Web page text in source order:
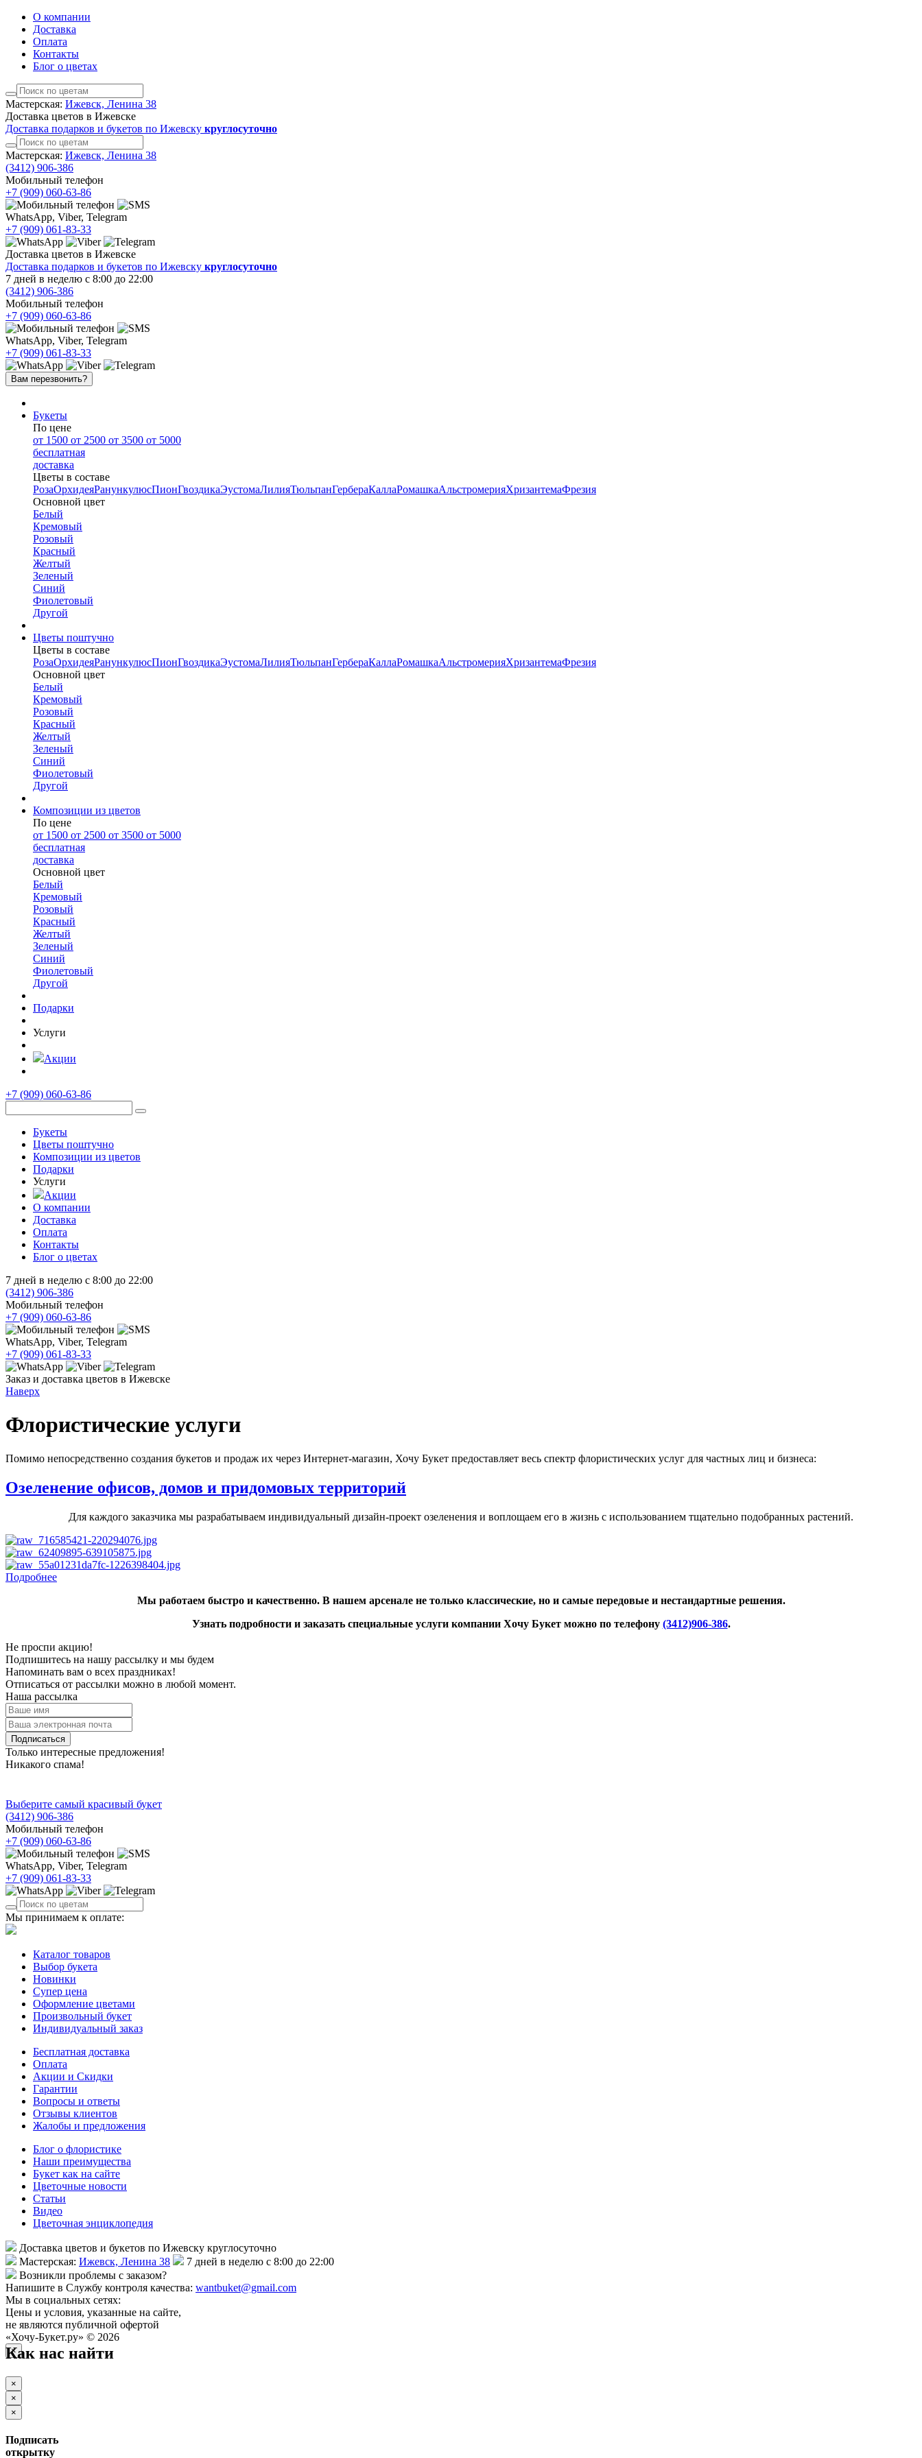
О компании
Доставка
Оплата
Контакты
Блог о цветах
Мастерская: Ижевск, Ленина 38
Доставка цветов в Ижевске
Доставка подарков и букетов по Ижевску круглосуточно
Мастерская: Ижевск, Ленина 38
(3412) 906-386
Мобильный телефон
+7 (909) 060-63-86
WhatsApp, Viber, Telegram
+7 (909) 061-83-33
Доставка цветов в Ижевске
Доставка подарков и букетов по Ижевску круглосуточно
7 дней в неделю с 8:00 до 22:00
(3412) 906-386
Мобильный телефон
+7 (909) 060-63-86
WhatsApp, Viber, Telegram
+7 (909) 061-83-33
Вам перезвонить?
Букеты
По цене
от 1500 от 2500 от 3500 от 5000
бесплатная
доставка
Цветы в составе
РозаОрхидеяРанункулюсПионГвоздикаЭустомаЛилияТюльпанГербераКаллаРомашкаАльстромерияХризантемаФрезия
Основной цвет
Белый
Кремовый
Розовый
Красный
Желтый
Зеленый
Синий
Фиолетовый
Другой
Цветы поштучно
Цветы в составе
РозаОрхидеяРанункулюсПионГвоздикаЭустомаЛилияТюльпанГербераКаллаРомашкаАльстромерияХризантемаФрезия
Основной цвет
Белый
Кремовый
Розовый
Красный
Желтый
Зеленый
Синий
Фиолетовый
Другой
Композиции из цветов
По цене
от 1500 от 2500 от 3500 от 5000
бесплатная
доставка
Основной цвет
Белый
Кремовый
Розовый
Красный
Желтый
Зеленый
Синий
Фиолетовый
Другой
Подарки
Услуги
Акции
+7 (909) 060-63-86
Букеты
Цветы поштучно
Композиции из цветов
Подарки
Услуги
Акции
О компании
Доставка
Оплата
Контакты
Блог о цветах
7 дней в неделю с 8:00 до 22:00
(3412) 906-386
Мобильный телефон
+7 (909) 060-63-86
WhatsApp, Viber, Telegram
+7 (909) 061-83-33
Заказ и доставка цветов в Ижевске
Наверх
Флористические услуги
Помимо непосредственно создания букетов и продаж их через Интернет-магазин, Хочу Букет предоставляет весь спектр флористических услуг для частных лиц и бизнеса:
Озеленение офисов, домов и придомовых территорий
Для каждого заказчика мы разрабатываем индивидуальный дизайн-проект озеленения и воплощаем его в жизнь с использованием тщательно подобранных растений.
Подробнее
Мы работаем быстро и качественно. В нашем арсенале не только классические, но и самые передовые и нестандартные решения.
Узнать подробности и заказать специальные услуги компании Хочу Букет можно по телефону (3412)906-386.
Не проспи акцию!
Подпишитесь на нашу рассылку и мы будем
Напоминать вам о всех праздниках!
Отписаться от рассылки можно в любой момент.
Наша рассылка
Подписаться
Только интересные предложения!
Никакого спама!
Выберите самый красивый букет
(3412) 906-386
Мобильный телефон
+7 (909) 060-63-86
WhatsApp, Viber, Telegram
+7 (909) 061-83-33
Мы принимаем к оплате:
Каталог товаров
Выбор букета
Новинки
Супер цена
Оформление цветами
Произвольный букет
Индивидуальный заказ
Бесплатная доставка
Оплата
Акции и Скидки
Гарантии
Вопросы и ответы
Отзывы клиентов
Жалобы и предложения
Блог о флористике
Наши преимущества
Букет как на сайте
Цветочные новости
Статьи
Видео
Цветочная энциклопедия
Доставка цветов и букетов по Ижевску круглосуточно
Мастерская: Ижевск, Ленина 38
7 дней в неделю с 8:00 до 22:00
Возникли проблемы с заказом?
Напишите в Службу контроля качества: wantbuket@gmail.com
Мы в социальных сетях:
Цены и условия, указанные на сайте,
не являются публичной офертой
«Хочу-Букет.ру» © 2026
×
Как нас найти
×
×
×
Подписать
открытку